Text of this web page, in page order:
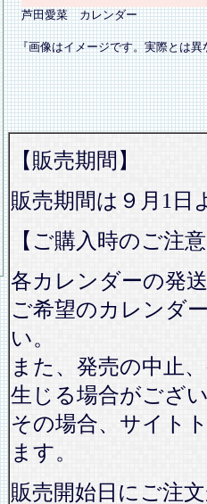
芦田愛菜 カレンダー
『画像はイメージです。実際とは
【販売期間】
販売期間は９月1日
【ご購入時のご注
各カレンダーの発
ご希望のカレンダ
い。
また、発売の中止
生じる場合がござ
その場合、サイト
ます。
販売開始日にご注